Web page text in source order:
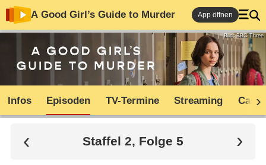
A Good Girl’s Guide to Murder App öffnen
Bild: BBC Three
Infos Episoden TV-Termine Streaming Cast
Staffel 2, Folge 5